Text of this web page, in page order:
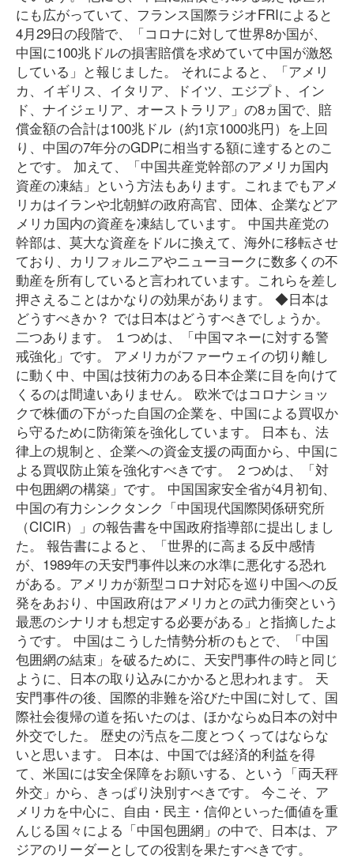
にも広がっていて、フランス国際ラジオFRIによると
4月29日の段階で、「コロナに対して世界8か国が、
中国に100兆ドルの損害賠償を求めていて中国が激怒
している」と報じました。 それによると、「アメリ
カ、イギリス、イタリア、ドイツ、エジプト、イン
ド、ナイジェリア、オーストラリア」の8ヵ国で、賠
償金額の合計は100兆ドル（約1京1000兆円）を上回
り、中国の7年分のGDPに相当する額に達するとのこ
とです。 加えて、「中国共産党幹部のアメリカ国内
資産の凍結」という方法もあります。これまでもアメ
リカはイランや北朝鮮の政府高官、団体、企業などア
メリカ国内の資産を凍結しています。 中国共産党の
幹部は、莫大な資産をドルに換えて、海外に移転させ
ており、カリフォルニアやニューヨークに数多くの不
動産を所有していると言われています。これらを差し
押さえることはかなりの効果があります。 ◆日本は
どうすべきか？ では日本はどうすべきでしょうか。
二つあります。 １つめは、「中国マネーに対する警
戒強化」です。 アメリカがファーウェイの切り離し
に動く中、中国は技術力のある日本企業に目を向けて
くるのは間違いありません。 欧米ではコロナショッ
クで株価の下がった自国の企業を、中国による買収か
ら守るために防衛策を強化しています。 日本も、法
律上の規制と、企業への資金支援の両面から、中国に
よる買収防止策を強化すべきです。 ２つめは、「対
中包囲網の構築」です。 中国国家安全省が4月初旬、
中国の有力シンクタンク「中国現代国際関係研究所
（CICIR）」の報告書を中国政府指導部に提出しまし
た。 報告書によると、「世界的に高まる反中感情
が、1989年の天安門事件以来の水準に悪化する恐れ
がある。アメリカが新型コロナ対応を巡り中国への反
発をあおり、中国政府はアメリカとの武力衝突という
最悪のシナリオも想定する必要がある」と指摘したよ
うです。 中国はこうした情勢分析のもとで、「中国
包囲網の結束」を破るために、天安門事件の時と同じ
ように、日本の取り込みにかかると思われます。 天
安門事件の後、国際的非難を浴びた中国に対して、国
際社会復帰の道を拓いたのは、ほかならぬ日本の対中
外交でした。 歴史の汚点を二度とつくってはならな
いと思います。 日本は、中国では経済的利益を得
て、米国には安全保障をお願いする、という「両天秤
外交」から、きっぱり決別すべきです。 今こそ、ア
メリカを中心に、自由・民主・信仰といった価値を重
んじる国々による「中国包囲網」の中で、日本は、ア
ジアのリーダーとしての役割を果たすべきです。